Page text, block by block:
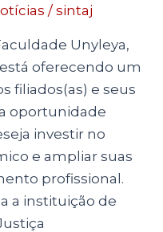
/sintaj
Unyleya,
oferecendo um
filiados(as) e seus
oportunidade
investir no
e ampliar suas
profissional.
a instituição de